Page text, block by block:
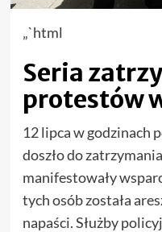
„`html
Seria
protestów
12 lipca w godzinach
doszło do
manifestowały
tych osób została
napaści. Służby